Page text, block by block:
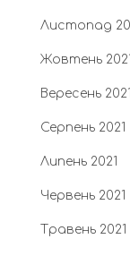
Листопад
Жовтень 2021
Вересень 2021
Серпень 2021
Липень 2021
Червень 2021
Травень 2021